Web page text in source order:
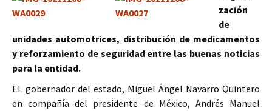
zación
de
unidades automotrices, distribución de medicamentos
y reforzamiento de seguridad entre las buenas noticias
para la entidad.
EL gobernador del estado, Miguel Ángel Navarro Quintero
en compañía del presidente de México, Andrés Manuel